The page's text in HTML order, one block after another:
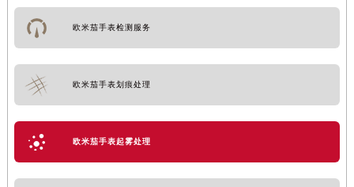
欧米茄手表检测服务
欧米茄手表划痕处理
欧米茄手表起雾处理